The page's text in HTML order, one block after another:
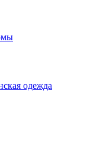
одежда